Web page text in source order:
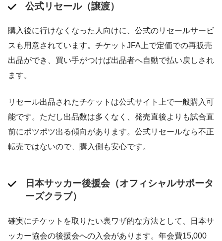
公式リセール（譲渡）
購入後に行けなくなった人向けに、公式のリセールサービ
スも用意されています。チケットJFA上で定価での再販売
出品ができ、買い手がつけば出品者へ自動で払い戻しされ
ます​。
リセール出品されたチケットは公式サイト上で一般購入可
能です。ただし出品数は多くなく、発売直後よりも試合直
前にポツポツ出る傾向があります。公式リセールなら不正
転売ではないので、購入側も安心です。
日本サッカー後援会（オフィシャルサポータ
ーズクラブ）
確実にチケットを取りたい裏ワザ的な方法として、日本サ
ッカー協会の後援会への入会があります。年会費15,000